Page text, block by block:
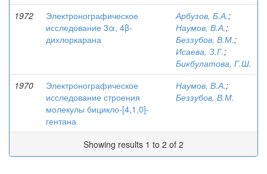
1972
Электронографическое
исследование 3α, 4β-
дихлоркарана
Арбузов, Б.А.;
Наумов, В.А.;
Беззубов, В.М.;
Исаева, З.Г.;
Бикбулатова, Г.Ш.
1970
Электронографическое
исследование строения
молекулы бицикло-[4,1,0]-
гентана
Наумов, В.А.;
Беззубов, В.М.
Showing results 1 to 2 of 2